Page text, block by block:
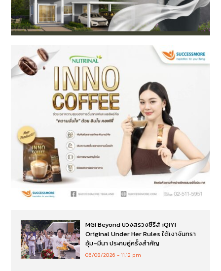
MGI Beyond บวงสรวงซีรีส์ iQIYI
Original Under Her Rules ใต้เงาจันทรา
อุ้ม–มีนา ประกบคู่ครั้งสำคัญ
06/08/2026 11:12 pm